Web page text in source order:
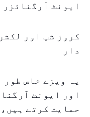
ایونٹ آرگنائزر
کروز شپ اور
دار
یہ ویزے خاص
اور ایونٹ
حمایت کرتے